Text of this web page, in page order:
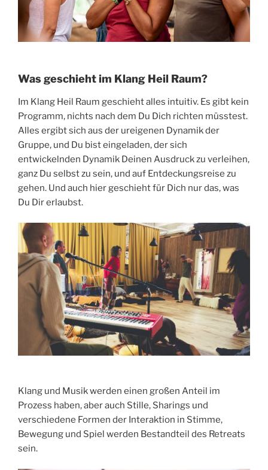
Was geschieht im Klang Heil Raum?
Im Klang Heil Raum geschieht alles intuitiv. Es gibt kein
Programm, nichts nach dem Du Dich richten müsstest.
Alles ergibt sich aus der ureigenen Dynamik der
Gruppe, und Du bist eingeladen, der sich
entwickelnden Dynamik Deinen Ausdruck zu verleihen,
ganz Du selbst zu sein, und auf Entdeckungsreise zu
gehen. Und auch hier geschieht für Dich nur das, was
Du Dir erlaubst.
Klang und Musik werden einen großen Anteil im
Prozess haben, aber auch Stille, Sharings und
verschiedene Formen der Interaktion in Stimme,
Bewegung und Spiel werden Bestandteil des Retreats
sein.